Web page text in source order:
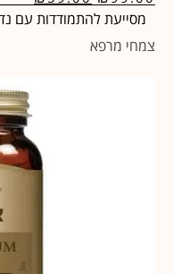
מסייעת להתמודדות עם
צמחי מרפא